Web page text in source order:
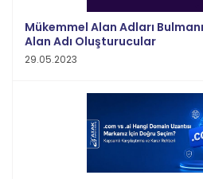
Mükemmel Alan Adları
Alan Adı Oluşturucular
29.05.2023